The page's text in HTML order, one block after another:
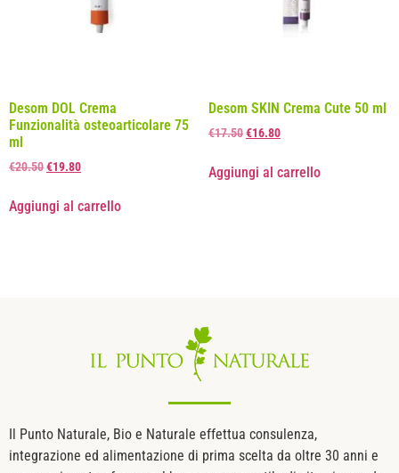
Desom DOL Crema
Funzionalità osteoarticolare 75
ml
€20.50€19.80
Aggiungi al carrello
Desom SKIN Crema Cute 50 ml
€17.50€16.80
Aggiungi al carrello
Il Punto Naturale, Bio e Naturale effettua consulenza,
integrazione ed alimentazione di prima scelta da oltre 30 anni e